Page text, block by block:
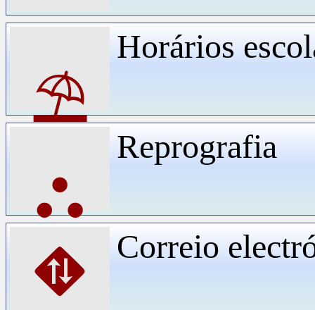
⛱
Horários
⛬
Reprografia
⛖ Correio